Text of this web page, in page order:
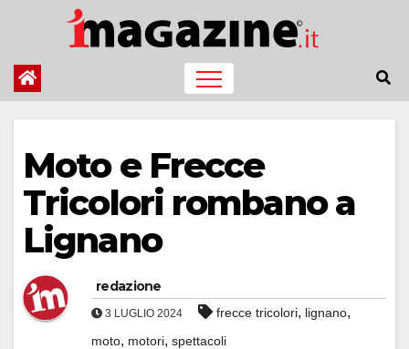
contenuto
Moto e Frecce
Tricolori rombano a
Lignano
redazione
3 LUGLIO 2024 frecce tricolori, lignano,
moto, motori, spettacoli